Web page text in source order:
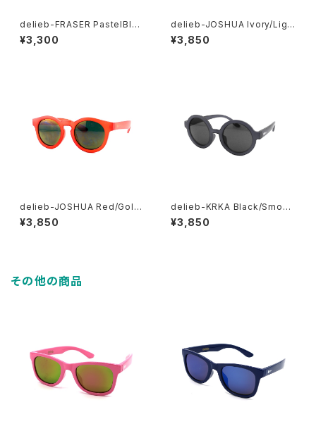
delieb-FRASER PastelBlue
Pink/Lightsmoke- KIDSsi
ze
¥3,300
delieb-JOSHUA Ivory/Ligh
tBrown- BABYsize
¥3,850
delieb-JOSHUA Red/Gold
mirror- BABYsize
¥3,850
delieb-KRKA Black/Smoke
- KIDSsize
¥3,850
その他の商品